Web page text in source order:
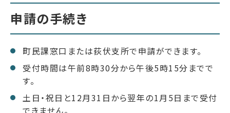
申請の手続き
町民課窓口または荻伏支所で申請ができます。
受付時間は午前8時30分から午後5時15分までで
す。
土日・祝日と12月31日から翌年の1月5日まで受付
できません。